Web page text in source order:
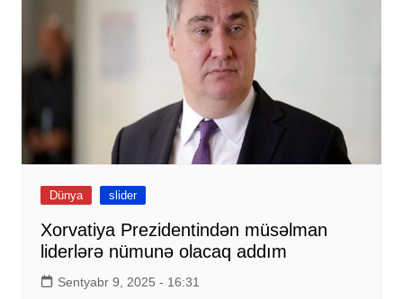
Dünya slider
Xorvatiya Prezidentindən müsəlman
liderlərə nümunə olacaq addım
Sentyabr 9, 2025 - 16:31